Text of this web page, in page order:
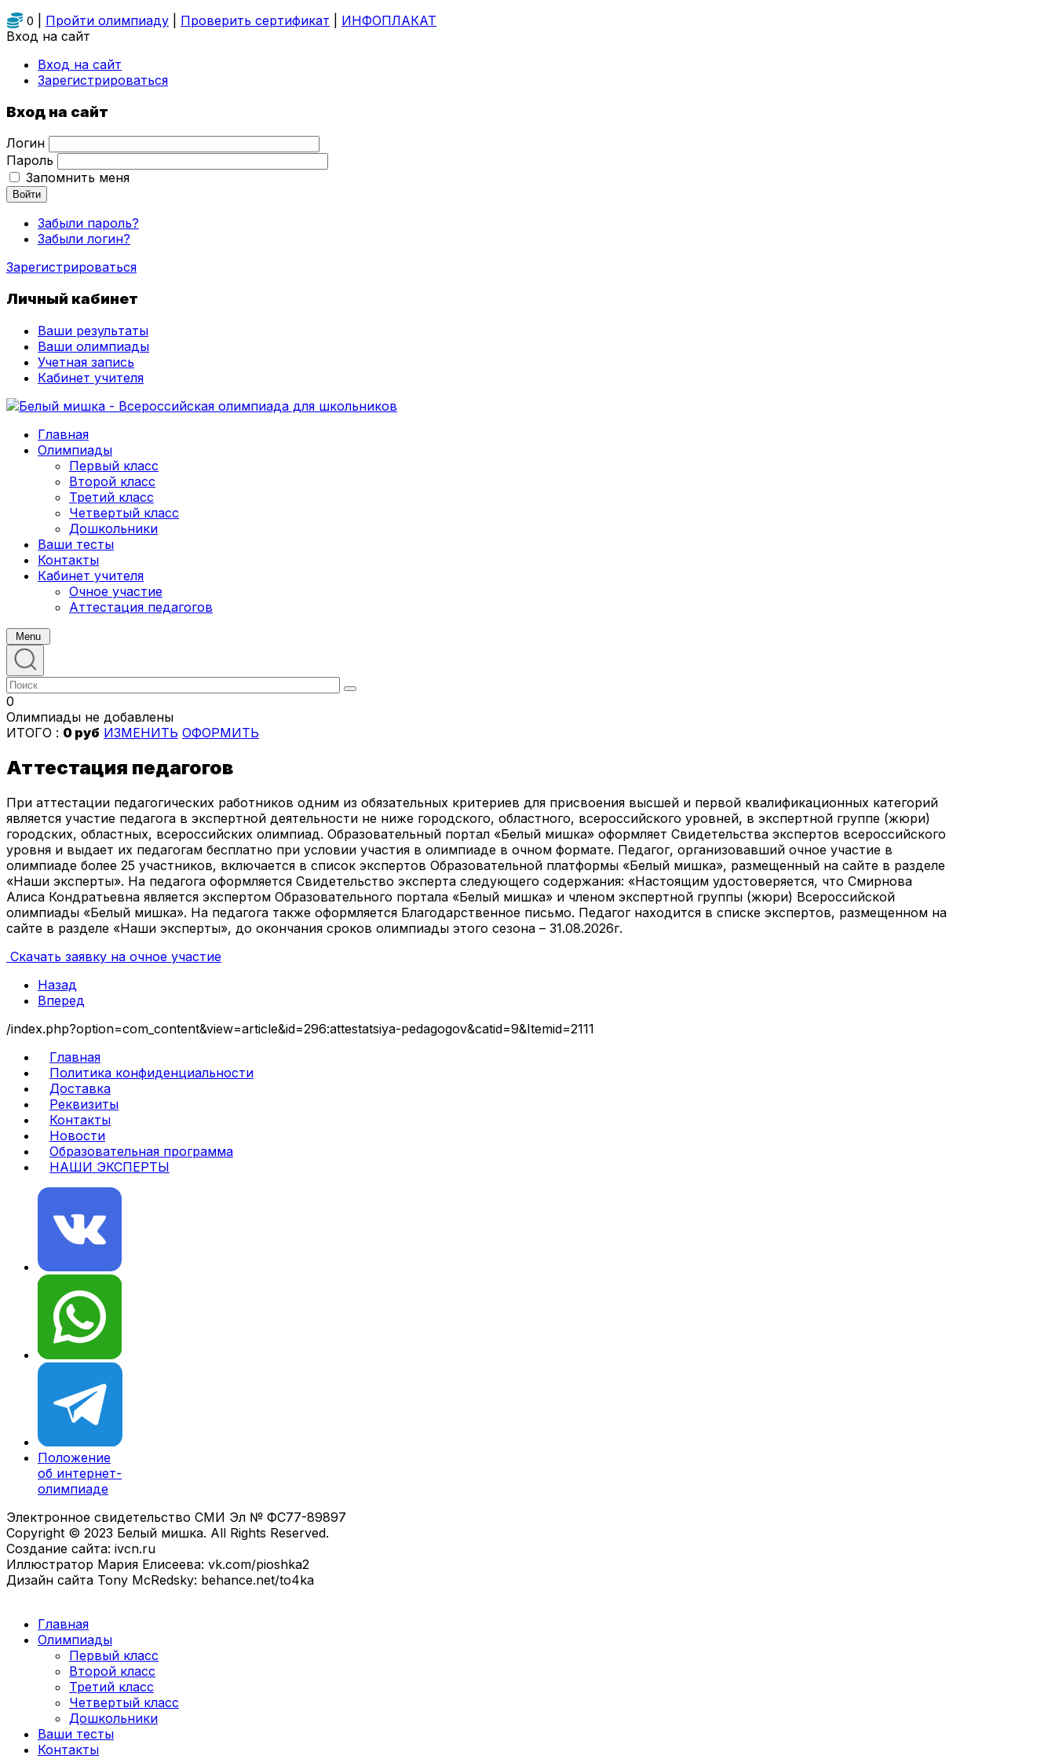
0 Пройти олимпиаду Проверить сертификат
ИНФОПЛАКАТ
Вход на сайт
Вход на сайт
Зарегистрироваться
Вход на сайт
Логин
Пароль
Запомнить меня
Войти
Забыли пароль?
Забыли логин?
Зарегистрироваться
Личный кабинет
Ваши результаты
Ваши олимпиады
Учетная запись
Кабинет учителя
Главная
Олимпиады
Первый класс
Второй класс
Третий класс
Четвертый класс
Дошкольники
Ваши тесты
Контакты
Кабинет учителя
Очное участие
Аттестация педагогов
Menu
0
Олимпиады не добавлены
ИТОГО : 0 руб ИЗМЕНИТЬ ОФОРМИТЬ
Аттестация педагогов
При аттестации педагогических работников одним из обязательных критериев для присвоения высшей и первой квалификационных категорий
является участие педагога в экспертной деятельности не ниже городского, областного, всероссийского уровней, в экспертной группе (жюри)
городских, областных, всероссийских олимпиад. Образовательный портал «Белый мишка» оформляет Свидетельства экспертов всероссийского
уровня и выдает их педагогам бесплатно при условии участия в олимпиаде в очном формате. Педагог, организовавший очное участие в
олимпиаде более 25 участников, включается в список экспертов Образовательной платформы «Белый мишка», размещенный на сайте в разделе
«Наши эксперты». На педагога оформляется Свидетельство эксперта следующего содержания: «Настоящим удостоверяется, что Смирнова
Алиса Кондратьевна является экспертом Образовательного портала «Белый мишка» и членом экспертной группы (жюри) Всероссийской
олимпиады «Белый мишка». На педагога также оформляется Благодарственное письмо. Педагог находится в списке экспертов, размещенном на
сайте в разделе «Наши эксперты», до окончания сроков олимпиады этого сезона – 31.08.2026г.
Скачать заявку на очное участие
Назад
Вперед
/index.php?option=com_content&view=article&id=296:attestatsiya-pedagogov&catid=9&Itemid=2111
Главная
Политика конфиденциальности
Доставка
Реквизиты
Контакты
Новости
Образовательная программа
НАШИ ЭКСПЕРТЫ
Положение
об интернет-
олимпиаде
Электронное свидетельство СМИ Эл № ФС77-89897
Copyright © 2023 Белый мишка. All Rights Reserved.
Создание сайта: ivcn.ru
Иллюстратор Мария Елисеева: vk.com/pioshka2
Дизайн сайта Tony McRedsky: behance.net/to4ka
Главная
Олимпиады
Первый класс
Второй класс
Третий класс
Четвертый класс
Дошкольники
Ваши тесты
Контакты